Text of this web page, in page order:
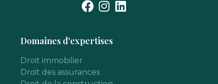
Domaines d'expertises
Droit immobilier
Droit des assurances